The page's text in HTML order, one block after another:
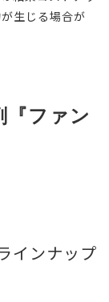
生じる場合が
『ファン
インナップ